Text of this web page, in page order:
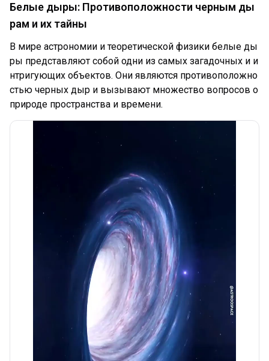
Белые дыры: Противоположности черным ды
рам и их тайны
В мире астрономии и теоретической физики белые ды
ры представляют собой одни из самых загадочных и и
нтригующих объектов. Они являются противоположно
стью черных дыр и вызывают множество вопросов о
природе пространства и времени.